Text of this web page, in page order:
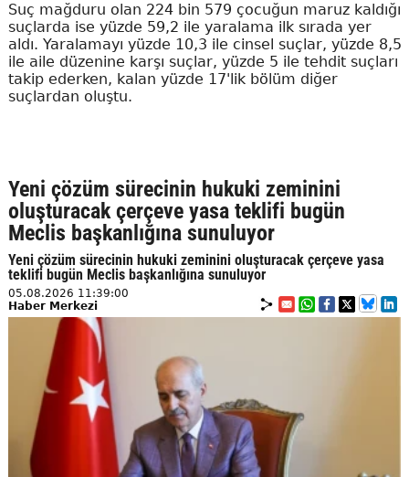
Suç mağduru olan 224 bin 579 çocuğun maruz kaldığı
suçlarda ise yüzde 59,2 ile yaralama ilk sırada yer
aldı. Yaralamayı yüzde 10,3 ile cinsel suçlar, yüzde 8,5
ile aile düzenine karşı suçlar, yüzde 5 ile tehdit suçları
takip ederken, kalan yüzde 17'lik bölüm diğer
suçlardan oluştu.
Yeni çözüm sürecinin hukuki zeminini
oluşturacak çerçeve yasa teklifi bugün
Meclis başkanlığına sunuluyor
Yeni çözüm sürecinin hukuki zeminini oluşturacak çerçeve yasa
teklifi bugün Meclis başkanlığına sunuluyor
05.08.2026 11:39:00
Haber Merkezi